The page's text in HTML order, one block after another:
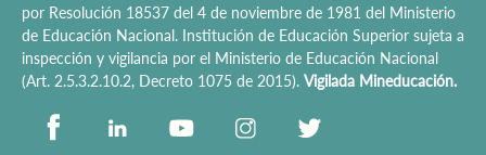
por Resolución 18537 del 4 de noviembre de 1981 del Ministerio
de Educación Nacional. Institución de Educación Superior sujeta a
inspección y vigilancia por el Ministerio de Educación Nacional
(Art. 2.5.3.2.10.2, Decreto 1075 de 2015). Vigilada Mineducación.